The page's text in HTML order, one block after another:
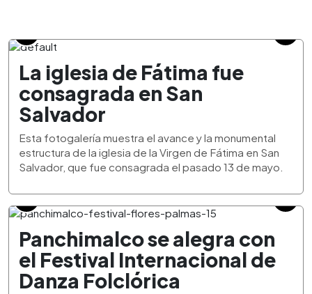
La iglesia de Fátima fue
consagrada en San
Salvador
Esta fotogalería muestra el avance y la monumental
estructura de la iglesia de la Virgen de Fátima en San
Salvador, que fue consagrada el pasado 13 de mayo.
Panchimalco se alegra con
el Festival Internacional de
Danza Folclórica